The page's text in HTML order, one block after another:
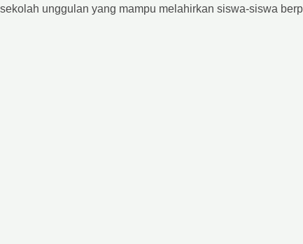
sekolah unggulan yang mampu melahirkan siswa-siswa